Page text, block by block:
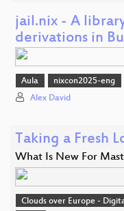
jail.nix - A
derivations in
Aula nixcon2025-eng
Alex David
Taking a Fresh
What Is New For
Clouds over Europe -